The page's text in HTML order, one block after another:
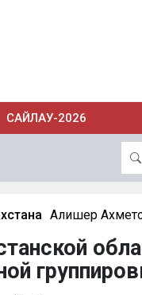
САЙЛАУ-2026
Алишер